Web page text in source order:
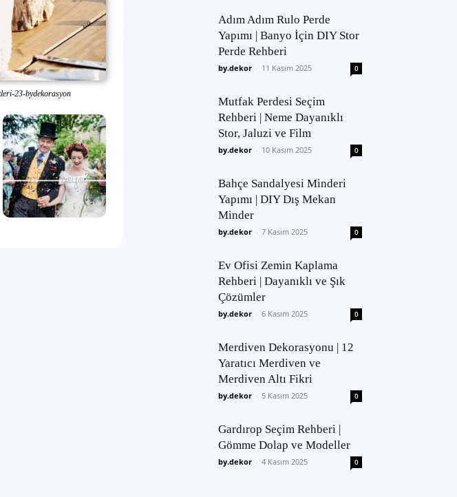
23-bydekorasyon
Adım Adım Rulo Perde
Yapımı | Banyo İçin DIY Stor
Perde Rehberi
by.dekor - 11 Kasım 2025 0
Mutfak Perdesi Seçim
Rehberi | Neme Dayanıklı
Stor, Jaluzi ve Film
by.dekor - 10 Kasım 2025 0
Bahçe Sandalyesi Minderi
Yapımı | DIY Dış Mekan
Minder
by.dekor - 7 Kasım 2025 0
Ev Ofisi Zemin Kaplama
Rehberi | Dayanıklı ve Şık
Çözümler
by.dekor - 6 Kasım 2025 0
Merdiven Dekorasyonu | 12
Yaratıcı Merdiven ve
Merdiven Altı Fikri
by.dekor - 5 Kasım 2025 0
Gardırop Seçim Rehberi |
Gömme Dolap ve Modeller
by.dekor - 4 Kasım 2025 0